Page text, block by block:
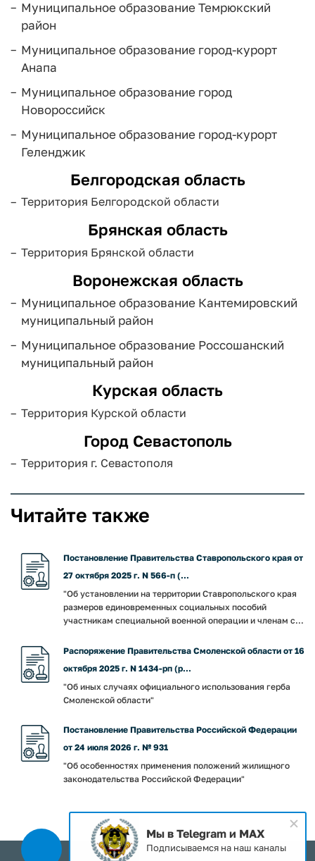
Муниципальное образование Темрюкский
район
Муниципальное образование город-курорт
Анапа
Муниципальное образование город
Новороссийск
Муниципальное образование город-курорт
Геленджик
Белгородская область
Территория Белгородской области
Брянская область
Территория Брянской области
Воронежская область
Муниципальное образование Кантемировский
муниципальный район
Муниципальное образование Россошанский
муниципальный район
Курская область
Территория Курской области
Город Севастополь
Территория г. Севастополя
Читайте также
Постановление Правительства Ставропольского края от
27 октября 2025 г. N 566-п (...
"Об установлении на территории Ставропольского края
размеров единовременных социальных пособий
участникам специальной военной операции и членам с...
Распоряжение Правительства Смоленской области от 16
октября 2025 г. N 1434-рп (р...
"Об иных случаях официального использования герба
Смоленской области"
Постановление Правительства Российской Федерации
от 24 июля 2026 г. № 931
"Об особенностях применения положений жилищного
законодательства Российской Федерации"
Мы в Telegram и MAX
Подписываемся на наш каналы